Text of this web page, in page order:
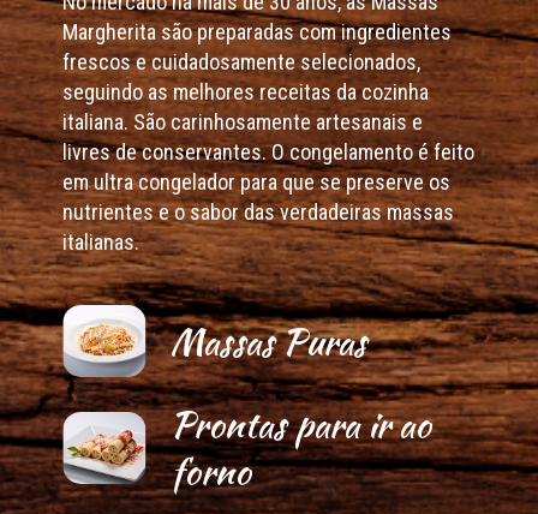
Margherita são preparadas com ingredientes
frescos e cuidadosamente selecionados,
seguindo as melhores receitas da cozinha
italiana. São carinhosamente artesanais e
livres de conservantes. O congelamento é feito
em ultra congelador para que se preserve os
nutrientes e o sabor das verdadeiras massas
italianas.
Massas Puras
Prontas para ir ao
forno